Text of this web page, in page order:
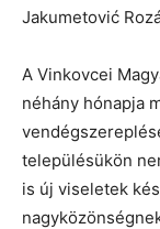
Jakumetović
A Vinkovcei
néhány hónapja
településükön
is új viseletek